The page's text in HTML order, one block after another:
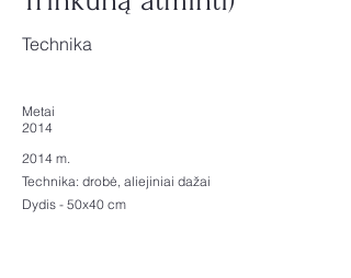
Technika
Metai
2014
2014 m.
Technika: drobė, aliejiniai dažai
Dydis - 50x40 cm